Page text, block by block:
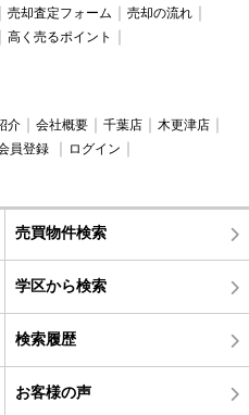
売却査定フォーム
売却の流れ
高く売るポイント
介 会社概要 千葉店
木更津店
員登録
ログイン
売買物件検索
学区から検索
検索履歴
お客様の声